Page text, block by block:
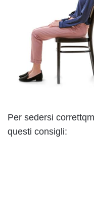
Per sedersi
questi consigli: